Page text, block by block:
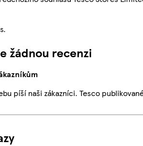
žádnou recenzi
píší naši zákazníci. Tesco